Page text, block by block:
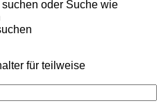
oder Suche wie
für teilweise